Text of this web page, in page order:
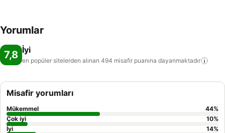
Yorumlar
7,8 İyi
en popüler sitelerden alınan 494 misafir puanına dayanmaktadır
Misafir yorumları
Mükemmel 44%
Çok iyi
10%
İyi
14%